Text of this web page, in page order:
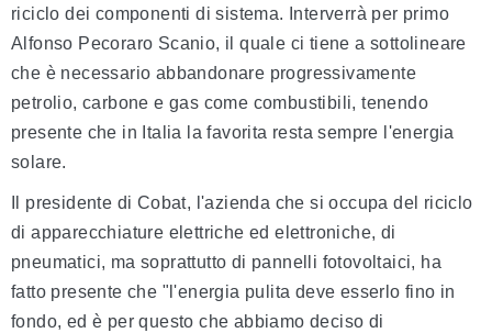
riciclo dei componenti di sistema. Interverrà per primo
Alfonso Pecoraro Scanio, il quale ci tiene a sottolineare
che è necessario abbandonare progressivamente
petrolio, carbone e gas come combustibili, tenendo
presente che in Italia la favorita resta sempre l'energia
solare.
Il presidente di Cobat, l'azienda che si occupa del riciclo
di apparecchiature elettriche ed elettroniche, di
pneumatici, ma soprattutto di pannelli fotovoltaici, ha
fatto presente che "l'energia pulita deve esserlo fino in
fondo, ed è per questo che abbiamo deciso di